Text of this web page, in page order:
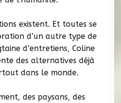
existent. Et toutes se
d’un autre type de
d’entretiens, Coline
des alternatives déjà
dans le monde.
des paysans, des